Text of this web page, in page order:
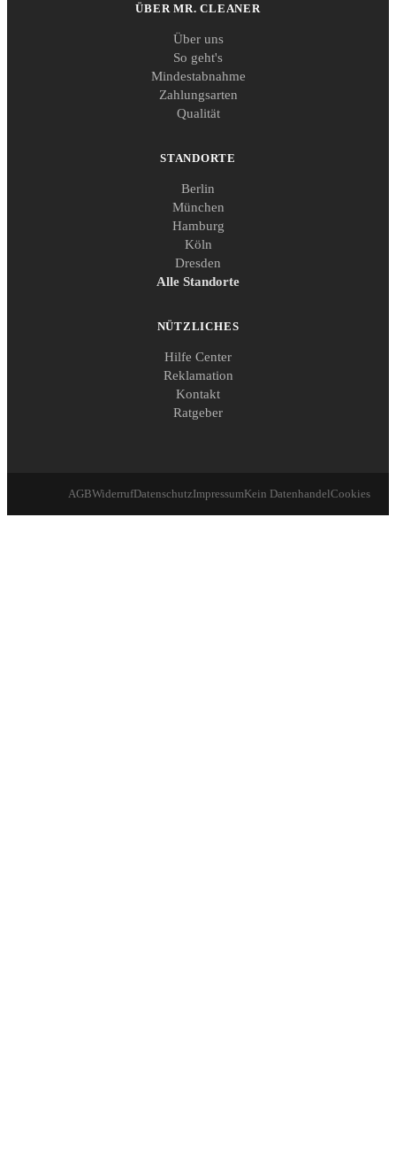
ÜBER MR. CLEANER
Über uns
So geht's
Mindestabnahme
Zahlungsarten
Qualität
STANDORTE
Berlin
München
Hamburg
Köln
Dresden
Alle Standorte
NÜTZLICHES
Hilfe Center
Reklamation
Kontakt
Ratgeber
AGBWiderrufDatenschutzImpressumKein DatenhandelCookies